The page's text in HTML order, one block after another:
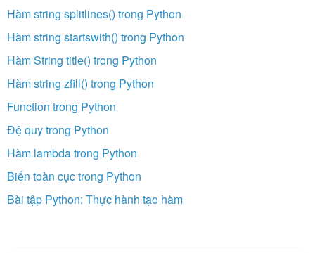
Hàm string splitlines() trong Python
Hàm string startswith() trong Python
Hàm String title() trong Python
Hàm string zfill() trong Python
Function trong Python
Đệ quy trong Python
Hàm lambda trong Python
Biến toàn cục trong Python
Bài tập Python: Thực hành tạo hàm